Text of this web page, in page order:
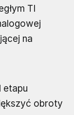
TI
na
etapu
obroty